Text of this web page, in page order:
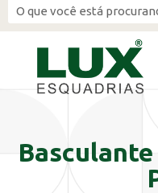
Basculante